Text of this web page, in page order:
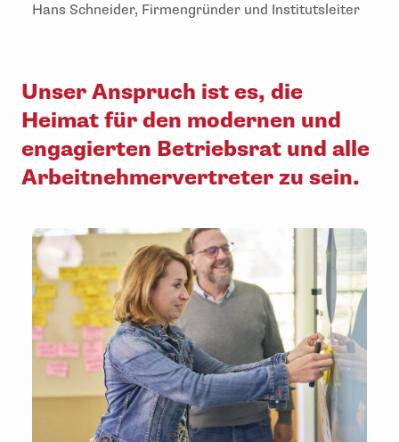
Hans Schneider, Firmengründer und Institutsleiter
Unser Anspruch ist es, die
Heimat für den modernen und
engagierten Betriebsrat und alle
Arbeitnehmervertreter zu sein.